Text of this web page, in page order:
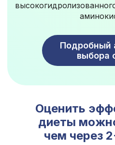
Подробный
выбора
Оценить
диеты
чем через